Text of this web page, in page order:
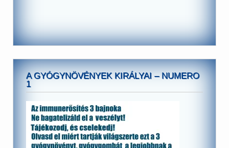
A GYÓGYNÖVÉNYEK KIRÁLYAI – NUMERO
1